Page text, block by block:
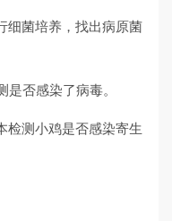
细菌培养，找出病原菌
否感染了病毒。
检测小鸡是否感染寄生